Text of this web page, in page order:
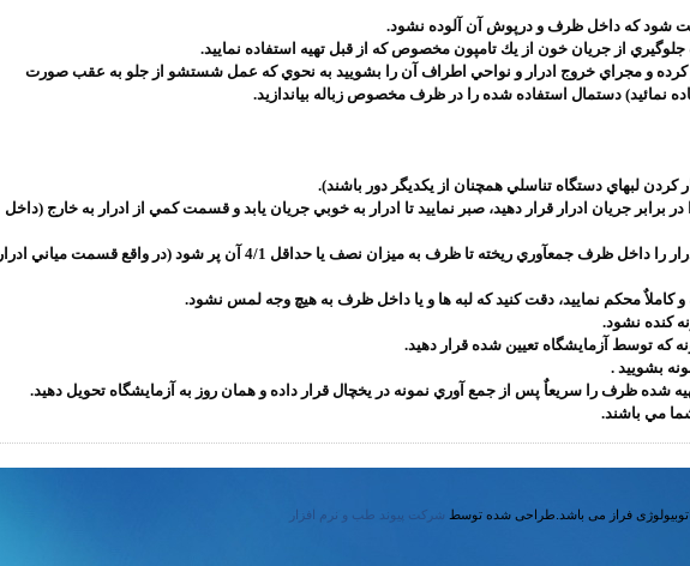
كرده و مجراي خروج ادرار و نواحي اطراف آن را بشوييد به نحوي كه عمل شستشو از جلو به عقب صورت
نمائيد) دستمال استفاده شده را در ظرف مخصوص زباله بياندازيد.
برابر جريان ادرار قرار دهيد، صبر نماييد تا ادرار به خوبي جريان يابد و قسمت كمي از ادرار به خارج (داخل
3- بدون آنكه جريان ادرار متوقف شود، مقداري ادرار را داخل ظرف جمعآوري ريخته تا ظرف به ميزان نصف يا حداقل 4/1 آن پر شود (در واقع قسمت مياني ادرار
شده ظرف را سريعاٌ پس از جمع آوري نمونه در يخچال قرار داده و همان روز به آزمايشگاه تحويل دهيد.
مي باشند.
فراز می باشد. طراحی شده توسط شرکت پیوند طب و نرم افزار